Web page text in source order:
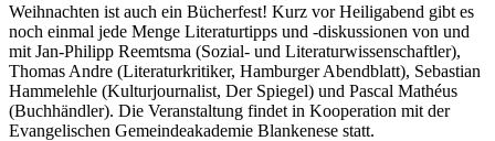
Weihnachten ist auch ein Bücherfest! Kurz vor Heiligabend gibt es
noch einmal jede Menge Literaturtipps und -diskussionen von und
mit Jan-Philipp Reemtsma (Sozial- und Literaturwissenschaftler),
Thomas Andre (Literaturkritiker, Hamburger Abendblatt), Sebastian
Hammelehle (Kulturjournalist, Der Spiegel) und Pascal Mathéus
(Buchhändler). Die Veranstaltung findet in Kooperation mit der
Evangelischen Gemeindeakademie Blankenese statt.